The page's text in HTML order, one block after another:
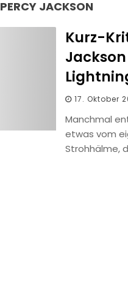
PERCY JACKSON
Kurz-
17. Oktober
Manchmal
etwas vom
Strohhälme,